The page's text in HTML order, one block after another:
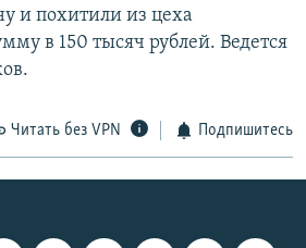
и похитили из цеха
в 150 тысяч рублей. Ведется
Читать без VPN Подпишитесь